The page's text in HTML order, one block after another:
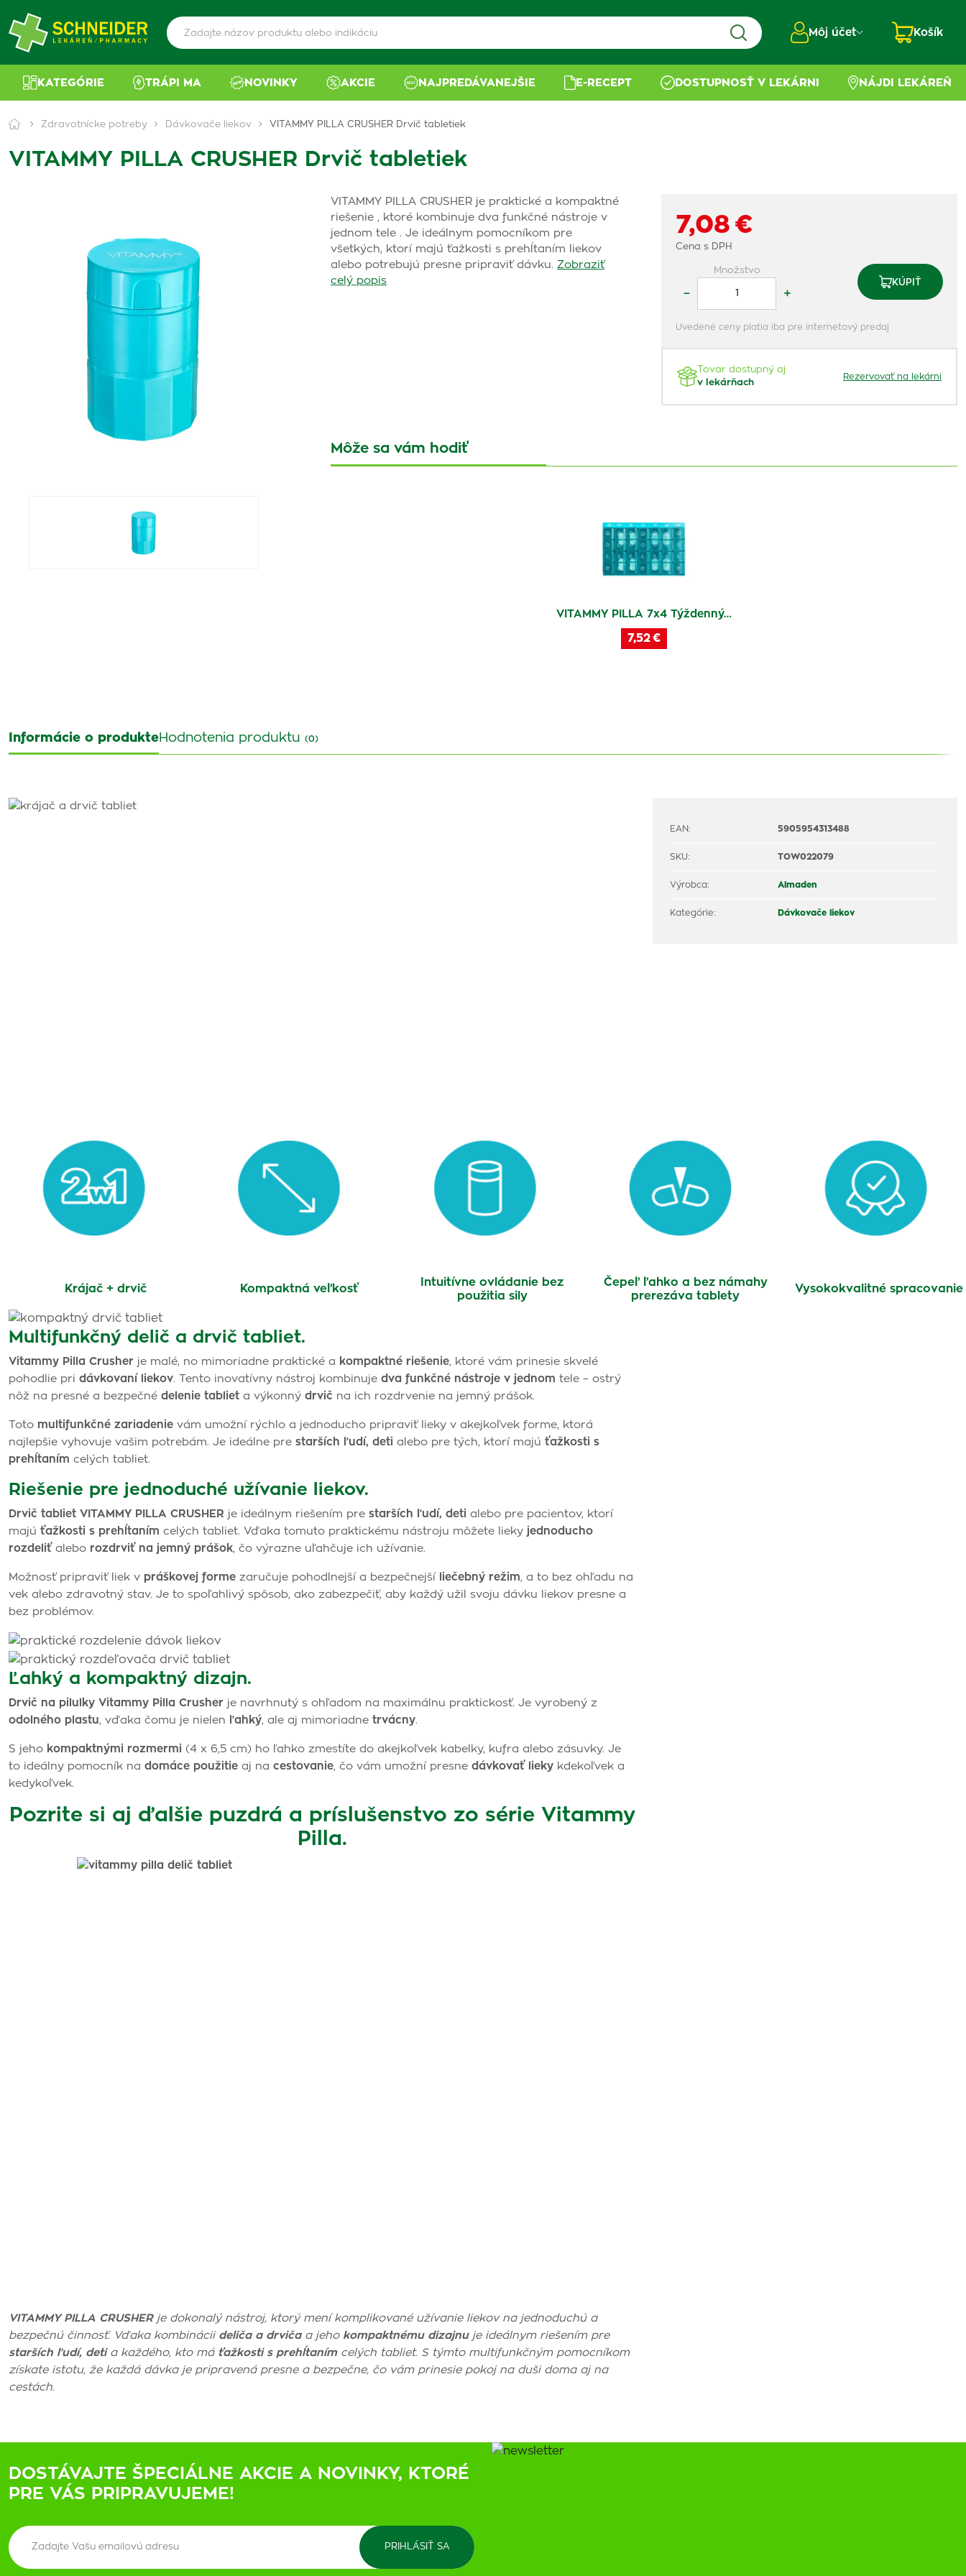
Môj účet Košík
KATEGÓRIE TRÁPI MA NOVINKY AKCIE NAJPREDÁVANEJŠIE E-RECEPT DOSTUPNOSŤ V LEKÁRNI NÁJDI LEKÁREŇ
Zdravotnícke potreby Dávkovače liekov VITAMMY PILLA CRUSHER Drvič tabletiek
VITAMMY PILLA CRUSHER Drvič tabletiek
VITAMMY PILLA CRUSHER je praktické a kompaktné
riešenie , ktoré kombinuje dva funkčné nástroje v
jednom tele . Je ideálnym pomocníkom pre
všetkých, ktorí majú ťažkosti s prehĺtaním liekov
alebo potrebujú presne pripraviť dávku. Zobraziť
celý popis
7,08 €
Cena s DPH
Množstvo
– +
KÚPIŤ
Uvedené ceny platia iba pre internetový predaj
Tovar dostupný aj
v lekárňach
Rezervovať na lekárni
Môže sa vám hodiť
VITAMMY PILLA 7x4 Týždenný…
7,52 €
Informácie o produkteHodnotenia produktu (0)
Krájač + drvič Kompaktná veľkosť
Intuitívne ovládanie bez
použitia sily
Čepeľ ľahko a bez námahy
prerezáva tablety
Vysokokvalitné spracovanie
Multifunkčný delič a drvič tabliet.
Vitammy Pilla Crusher je malé, no mimoriadne praktické a kompaktné riešenie, ktoré vám prinesie skvelé
pohodlie pri dávkovaní liekov. Tento inovatívny nástroj kombinuje dva funkčné nástroje v jednom tele – ostrý
nôž na presné a bezpečné delenie tabliet a výkonný drvič na ich rozdrvenie na jemný prášok.
Toto multifunkčné zariadenie vám umožní rýchlo a jednoducho pripraviť lieky v akejkoľvek forme, ktorá
najlepšie vyhovuje vašim potrebám. Je ideálne pre starších ľudí, deti alebo pre tých, ktorí majú ťažkosti s
prehĺtaním celých tabliet.
Riešenie pre jednoduché užívanie liekov.
Drvič tabliet VITAMMY PILLA CRUSHER je ideálnym riešením pre starších ľudí, deti alebo pre pacientov, ktorí
majú ťažkosti s prehĺtaním celých tabliet. Vďaka tomuto praktickému nástroju môžete lieky jednoducho
rozdeliť alebo rozdrviť na jemný prášok, čo výrazne uľahčuje ich užívanie.
Možnosť pripraviť liek v práškovej forme zaručuje pohodlnejší a bezpečnejší liečebný režim, a to bez ohľadu na
vek alebo zdravotný stav. Je to spoľahlivý spôsob, ako zabezpečiť, aby každý užil svoju dávku liekov presne a
bez problémov.
Ľahký a kompaktný dizajn.
Drvič na pilulky Vitammy Pilla Crusher je navrhnutý s ohľadom na maximálnu praktickosť. Je vyrobený z
odolného plastu, vďaka čomu je nielen ľahký, ale aj mimoriadne trvácny.
S jeho kompaktnými rozmermi (4 x 6,5 cm) ho ľahko zmestíte do akejkoľvek kabelky, kufra alebo zásuvky. Je
to ideálny pomocník na domáce použitie aj na cestovanie, čo vám umožní presne dávkovať lieky kdekoľvek a
kedykoľvek.
Pozrite si aj ďalšie puzdrá a príslušenstvo zo série Vitammy
Pilla.
VITAMMY PILLA CRUSHERje dokonalý nástroj, ktorý mení komplikované užívanie liekov na jednoduchú a
bezpečnú činnosť. Vďaka kombinácii deliča a drvičaa jeho kompaktnému dizajnuje ideálnym riešením pre
starších ľudí, detia každého, kto má ťažkosti s prehĺtanímcelých tabliet. S týmto multifunkčným pomocníkom
získate istotu, že každá dávka je pripravená presne a bezpečne, čo vám prinesie pokoj na duši doma aj na
cestách.
EAN: 5905954313488
SKU: TOW022079
Výrobca: Almaden
Kategórie: Dávkovače liekov
DOSTÁVAJTE ŠPECIÁLNE AKCIE A NOVINKY, KTORÉ
PRE VÁS PRIPRAVUJEME!